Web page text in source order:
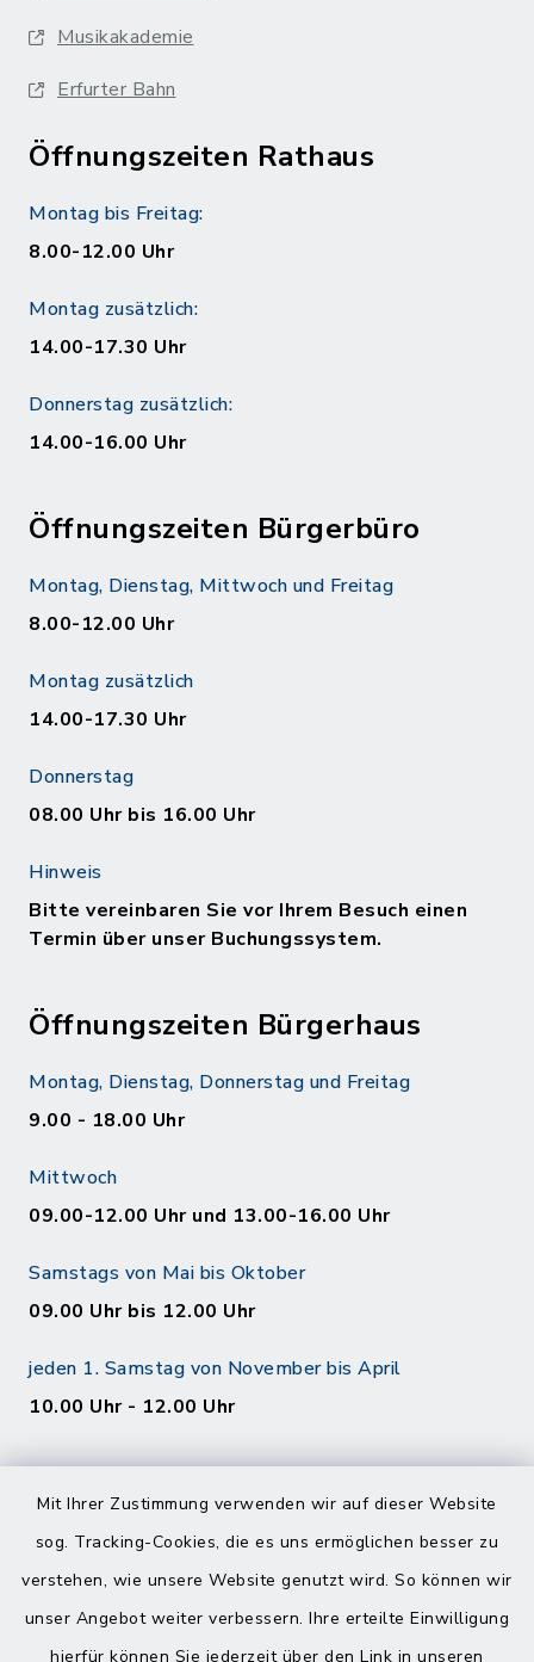
Mit Ihrer Zustimmung verwenden wir auf dieser Website
sog. Tracking-Cookies, die es uns ermöglichen besser zu
verstehen, wie unsere Website genutzt wird. So können wir
unser Angebot weiter verbessern. Ihre erteilte Einwilligung
hierfür können Sie jederzeit über den Link in unseren
Musikakademie
Erfurter Bahn
Öffnungszeiten Rathaus
Montag bis Freitag:
8.00-12.00 Uhr
Montag zusätzlich:
14.00-17.30 Uhr
Donnerstag zusätzlich:
14.00-16.00 Uhr
Öffnungszeiten Bürgerbüro
Montag, Dienstag, Mittwoch und Freitag
8.00-12.00 Uhr
Montag zusätzlich
14.00-17.30 Uhr
Donnerstag
08.00 Uhr bis 16.00 Uhr
Hinweis
Bitte vereinbaren Sie vor Ihrem Besuch einen
Termin über unser Buchungssystem.
Öffnungszeiten Bürgerhaus
Montag, Dienstag, Donnerstag und Freitag
9.00 - 18.00 Uhr
Mittwoch
09.00-12.00 Uhr und 13.00-16.00 Uhr
Samstags von Mai bis Oktober
09.00 Uhr bis 12.00 Uhr
jeden 1. Samstag von November bis April
10.00 Uhr - 12.00 Uhr